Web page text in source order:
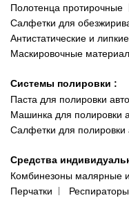
Полотенца протирочные
Салфетки для
Антистатические и
Маскировочные
Системы полировки :
Паста для полировки авто
Машинка для полировки
Салфетки для полировки
Средства
Комбинезоны малярные
Перчатки